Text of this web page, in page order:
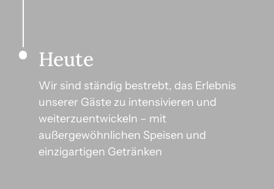
Heute
Wir sind ständig bestrebt, das Erlebnis
unserer Gäste zu intensivieren und
weiterzuentwickeln – mit
außergewöhnlichen Speisen und
einzigartigen Getränken